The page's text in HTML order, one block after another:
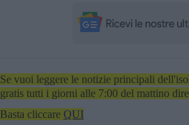
Se vuoi leggere le notizie principali
gratis tutti i giorni alle 7:00 del mattino
Basta cliccare QUI